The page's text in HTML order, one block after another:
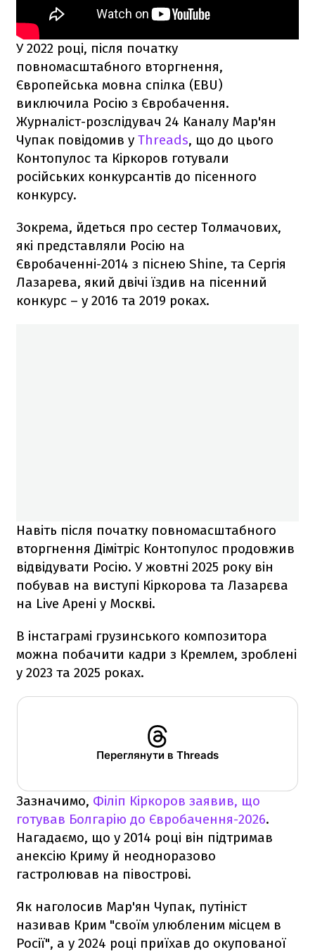
У 2022 році, після початку
повномасштабного вторгнення,
Європейська мовна спілка (EBU)
виключила Росію з Євробачення.
Журналіст-розслідувач 24 Каналу Мар'ян
Чупак повідомив у Threads, що до цього
Контопулос та Кіркоров готували
російських конкурсантів до пісенного
конкурсу.
Зокрема, йдеться про сестер Толмачових,
які представляли Росію на
Євробаченні-2014 з піснею Shine, та Сергія
Лазарева, який двічі їздив на пісенний
конкурс – у 2016 та 2019 роках.
Навіть після початку повномасштабного
вторгнення Дімітріс Контопулос продовжив
відвідувати Росію. У жовтні 2025 року він
побував на виступі Кіркорова та Лазарєва
на Live Арені у Москві.
В інстаграмі грузинського композитора
можна побачити кадри з Кремлем, зроблені
у 2023 та 2025 роках.
Переглянути в Threads
Зазначимо, Філіп Кіркоров заявив, що
готував Болгарію до Євробачення-2026.
Нагадаємо, що у 2014 році він підтримав
анексію Криму й неодноразово
гастролював на півострові.
Як наголосив Мар'ян Чупак, путініст
називав Крим "своїм улюбленим місцем в
Росії", а у 2024 році приїхав до окупованої